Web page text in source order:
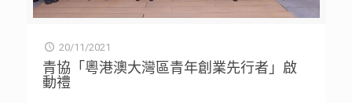
20/11/2021
青協「粵港澳大灣區青年創業先行者」啟
動禮